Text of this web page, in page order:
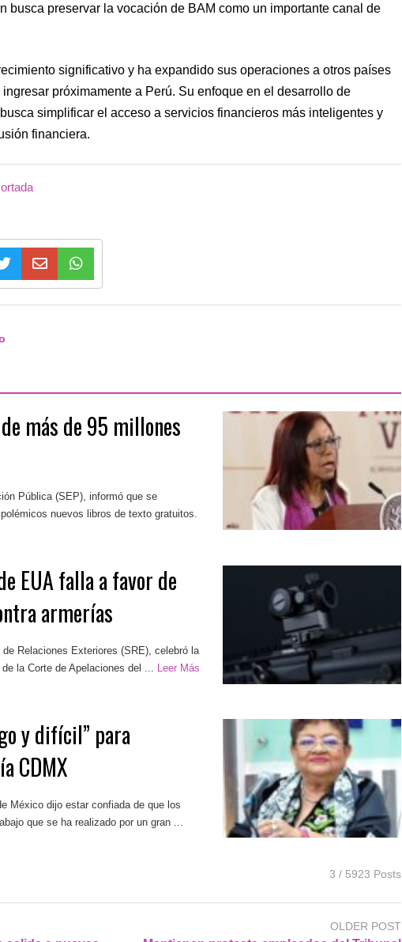
busca preservar la vocación de BAM como un importante canal de
significativo y ha expandido sus operaciones a otros países
próximamente a Perú. Su enfoque en el desarrollo de
simplificar el acceso a servicios financieros más inteligentes y
financiera.
más de 95 millones
Pública (SEP), informó que se
nuevos libros de texto gratuitos.
EUA falla a favor de
armerías
Relaciones Exteriores (SRE), celebró la
la Corte de Apelaciones del ...
Leer Más
y difícil” para
CDMX
México dijo estar confiada de que los
que se ha realizado por un gran ...
3 / 5923 Posts
OLDER POST